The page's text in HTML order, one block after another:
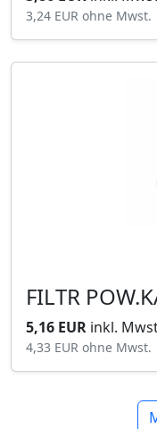
3,24 EUR ohne Mwst.
FILTR
5,16 EUR inkl.
4,33 EUR ohne Mwst.